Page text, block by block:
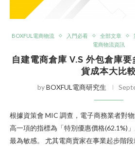
BOXFUL電商物流 入門必看 全部文章
電商物流資訊
自建電商倉庫 V.S 外包倉庫
貨成本大比
byBOXFUL電商研究生
根據資策會 MIC 調查，電子商務業者對
高一項的指標為「特別優惠價格(62.1%)
最為敏感。 尤其電商賣家在事業起步階